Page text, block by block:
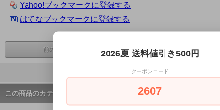
Yahoo!ブックマークに登録する
はてなブックマークに登録する
前の商品へ 次の商品へ
ページの先頭へ戻る
この商品のカテゴリー
2026夏 送料値引き500円
クーポンコード
2607